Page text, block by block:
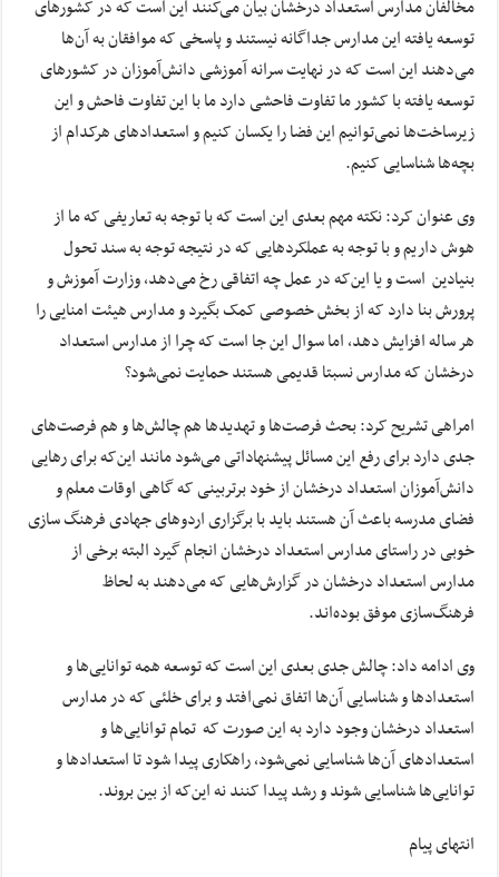
مخالفان مدارس استعداد درخشان بیان می‌کنند این است که در کشورهای
توسعه یافته این مدارس جداگانه نیستند و پاسخی که موافقان به آن‌ها
می‌دهند این است که در نهایت سرانه آموزشی دانش‌آموزان در کشورهای
توسعه یافته با کشور ما تفاوت فاحشی دارد ما با این تفاوت فاحش و این
زیرساخت‌ها نمی‌توانیم این فضا را یکسان کنیم و استعدادهای هرکدام از
بچه‌ها شناسایی کنیم.
وی عنوان کرد: نکته مهم بعدی این است که با توجه به تعاریفی که ما از
هوش داریم و با توجه به عملکردهایی که در نتیجه توجه به سند تحول
بنیادین است و یا این‌که در عمل چه اتفاقی رخ می‌دهد، وزارت آموزش و
پرورش بنا دارد که از بخش خصوصی کمک بگیرد و مدارس هیئت امنایی را
هر ساله افزایش ‌دهد، اما سوال این جا است که چرا از مدارس استعداد
درخشان که مدارس نسبتا قدیمی هستند حمایت نمی‌شود؟
امراهی تشریح کرد: بحث‌ فرصت‌ها و تهدیدها هم چالش‌ها و هم فرصت‌های
جدی دارد برای رفع این مسائل پیشنهاداتی می‌شود مانند این‌که برای رهایی
دانش‌آموزان استعداد درخشان از خود برتربینی که گاهی اوقات معلم و
فضای مدرسه باعث آن هستند باید با برگزاری اردوهای جهادی فرهنگ سازی
خوبی در راستای مدارس استعداد درخشان انجام گیرد البته برخی از
مدارس استعداد درخشان در گزارش‌هایی که می‌دهند به لحاظ
فرهنگ‌سازی موفق بوده‌اند.
وی ادامه داد: چالش جدی بعدی این است که توسعه همه توانایی‌ها و
استعدادها و شناسایی آن‌ها اتفاق نمی‌افتد و برای خلئی که در مدارس
استعداد درخشان وجود دارد به این صورت که تمام توانایی‌ها و
استعدادهای آن‌ها شناسایی نمی‌شود، راهکاری پیدا شود تا استعدادها و
توانایی‌ها شناسایی شوند و رشد پیدا کنند نه این‌که از بین بروند.
انتهای پیام